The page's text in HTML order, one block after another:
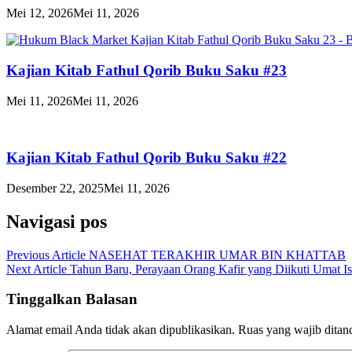
Mei 12, 2026Mei 11, 2026
Kajian Kitab Fathul Qorib Buku Saku #23
Mei 11, 2026Mei 11, 2026
Kajian Kitab Fathul Qorib Buku Saku #22
Desember 22, 2025Mei 11, 2026
Navigasi pos
Previous Article NASEHAT TERAKHIR UMAR BIN KHATTAB
Next Article Tahun Baru, Perayaan Orang Kafir yang Diikuti Umat
Tinggalkan Balasan
Alamat email Anda tidak akan dipublikasikan. Ruas yang wajib